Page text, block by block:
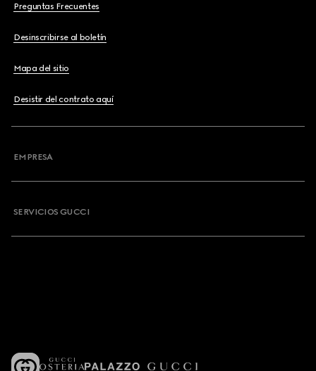
Preguntas Frecuentes
Desinscribirse al boletín
Mapa del sitio
Desistir del contrato aquí
EMPRESA
SERVICIOS GUCCI